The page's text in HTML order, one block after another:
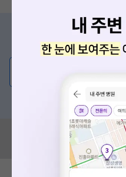
증상/치료, 궁
의사가 직
혹은, 의료상담 서비
혹시 잘못된 병원정보가 있
모두닥 팀에 알려주세요!